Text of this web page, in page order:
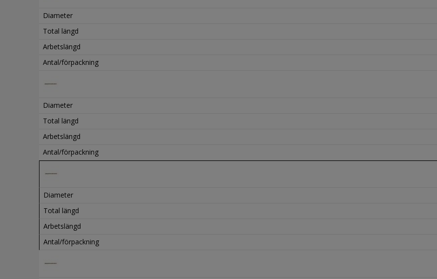
Diameter
Total längd
Arbetslängd
Antal/förpackning
Diameter
Total längd
Arbetslängd
Antal/förpackning
Diameter
Total längd
Arbetslängd
Antal/förpackning